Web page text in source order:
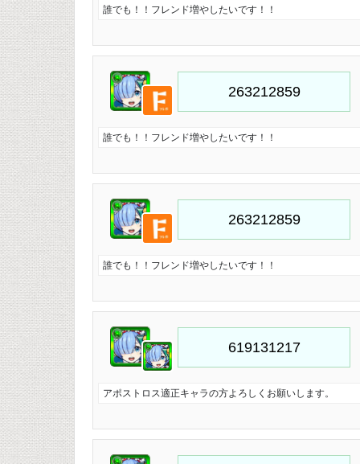
誰でも！！フレンド増やしたいです！！
誰でも！！フレンド増やしたいです！！
誰でも！！フレンド増やしたいです！！
アポストロス適正キャラの方よろしくお願いします。